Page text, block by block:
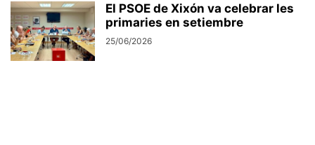
El PSOE de Xixón va celebrar les
primaries en setiembre
25/06/2026